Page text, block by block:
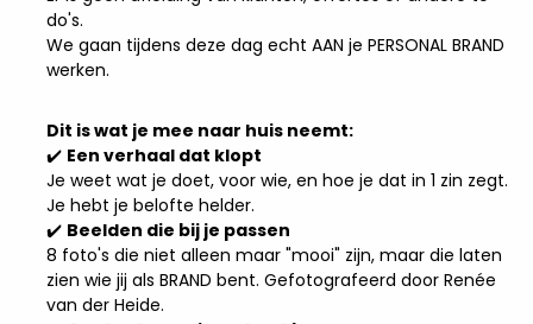
do's.
We gaan tijdens deze dag echt AAN je PERSONAL BRAND
werken.
Dit is wat je mee naar huis neemt:
✔️ Een verhaal dat klopt
Je weet wat je doet, voor wie, en hoe je dat in 1 zin zegt.
Je hebt je belofte helder.
✔️ Beelden die bij je passen
8 foto's die niet alleen maar "mooi" zijn, maar die laten
zien wie jij als BRAND bent. Gefotografeerd door Renée
van der Heide.